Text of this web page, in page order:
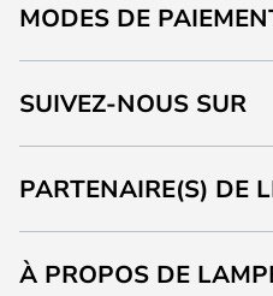
MODES DE
SUIVEZ-NOUS SUR
PARTENAIRE(S) DE
À PROPOS DE